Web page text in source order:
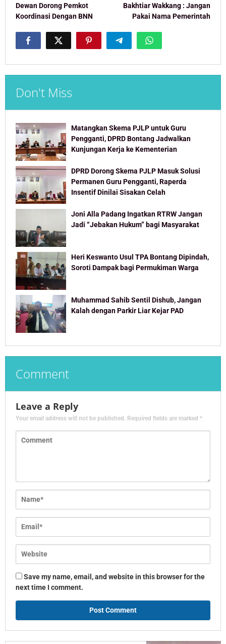
Dewan Dorong Pemkot
Koordinasi Dengan BNN
Bakhtiar Wakkang : Jangan
Pakai Nama Pemerintah
Don't Miss
Matangkan Skema PJLP untuk Guru
Pengganti, DPRD Bontang Jadwalkan
Kunjungan Kerja ke Kementerian
DPRD Dorong Skema PJLP Masuk Solusi
Permanen Guru Pengganti, Raperda
Insentif Dinilai Sisakan Celah
Joni Alla Padang Ingatkan RTRW Jangan
Jadi “Jebakan Hukum” bagi Masyarakat
Heri Keswanto Usul TPA Bontang Dipindah,
Soroti Dampak bagi Permukiman Warga
Muhammad Sahib Sentil Dishub, Jangan
Kalah dengan Parkir Liar Kejar PAD
Comment
Leave a Reply
Your email address will not be published. Required fields are marked *
Save my name, email, and website in this browser for the
next time I comment.